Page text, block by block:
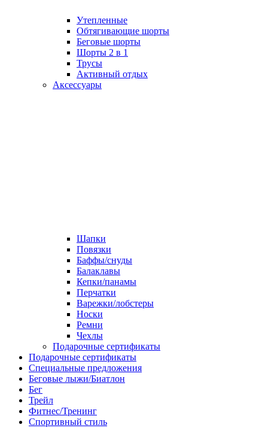
Утепленные
Обтягивающие шорты
Беговые шорты
Шорты 2 в 1
Трусы
Активный отдых
Аксессуары
Шапки
Повязки
Баффы/снуды
Балаклавы
Кепки/панамы
Перчатки
Варежки/лобстеры
Носки
Ремни
Чехлы
Подарочные сертификаты
Подарочные сертификаты
Специальные предложения
Беговые лыжи/Биатлон
Бег
Трейл
Фитнес/Тренинг
Спортивный стиль